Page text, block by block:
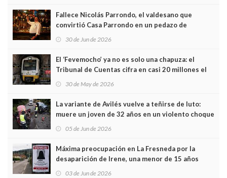
Fallece Nicolás Parrondo, el valdesano que
convirtió Casa Parrondo en un pedazo de
Asturias en Madrid
30 de Jun de 2026
El ‘Fevemocho’ ya no es solo una chapuza: el
Tribunal de Cuentas cifra en casi 20 millones el
sobrecoste de los trenes que no cabían por los
30 de May de 2026
La variante de Avilés vuelve a teñirse de luto:
muere un joven de 32 años en un violento choque
frontal
05 de Jun de 2026
Máxima preocupación en La Fresneda por la
desaparición de Irene, una menor de 15 años
03 de Jun de 2026